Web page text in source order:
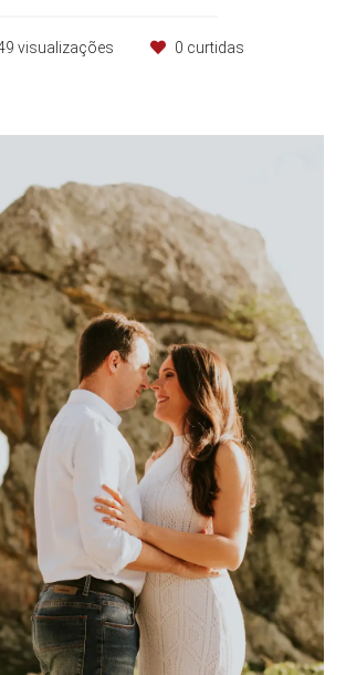
visualizações 0 curtidas